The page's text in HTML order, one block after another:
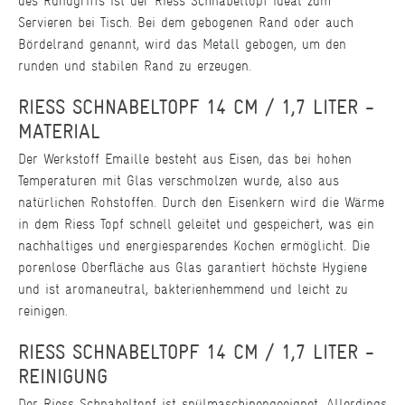
Servieren bei Tisch. Bei dem gebogenen Rand oder auch
Bördelrand genannt, wird das Metall gebogen, um den
runden und stabilen Rand zu erzeugen.
RIESS SCHNABELTOPF 14 CM / 1,7 LITER -
MATERIAL
Der Werkstoff Emaille besteht aus Eisen, das bei hohen
Temperaturen mit Glas verschmolzen wurde, also aus
natürlichen Rohstoffen. Durch den Eisenkern wird die Wärme
in dem Riess Topf schnell geleitet und gespeichert, was ein
nachhaltiges und energiesparendes Kochen ermöglicht. Die
porenlose Oberfläche aus Glas garantiert höchste Hygiene
und ist aromaneutral, bakterienhemmend und leicht zu
reinigen.
RIESS SCHNABELTOPF 14 CM / 1,7 LITER -
REINIGUNG